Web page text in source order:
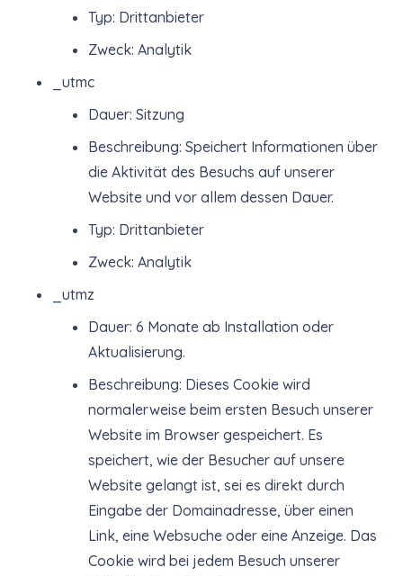
Typ: Drittanbieter
Zweck: Analytik
_utmc
Dauer: Sitzung
Beschreibung: Speichert Informationen über
die Aktivität des Besuchs auf unserer
Website und vor allem dessen Dauer.
Typ: Drittanbieter
Zweck: Analytik
_utmz
Dauer: 6 Monate ab Installation oder
Aktualisierung.
Beschreibung: Dieses Cookie wird
normalerweise beim ersten Besuch unserer
Website im Browser gespeichert. Es
speichert, wie der Besucher auf unsere
Website gelangt ist, sei es direkt durch
Eingabe der Domainadresse, über einen
Link, eine Websuche oder eine Anzeige. Das
Cookie wird bei jedem Besuch unserer